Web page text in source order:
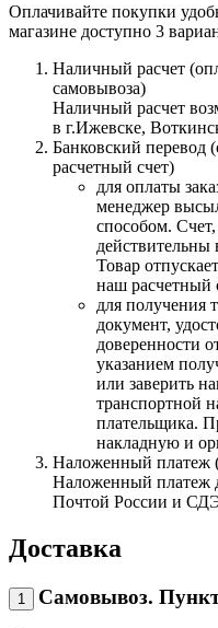
Оплачивайте покупки
магазине доступно 3
Наличный расчет
самовывоза)
Наличный расчет
в г.Ижевске,
Банковский перевод
расчетный счет)
для оплаты
менеджер
способом. Счет,
действительны
Товар
наш расчетный
для получения
документ,
доверенности
указанием
или заверить
транспортной
плательщика.
накладную и
Наложенный платеж
Наложенный платеж
Почтой России и
Доставка
1 Самовывоз.